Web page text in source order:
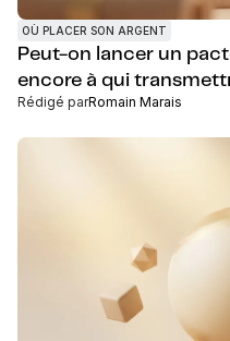
OÙ PLACER SON ARGENT
Peut-on lancer un
encore à qui
Rédigé parRomain Marais